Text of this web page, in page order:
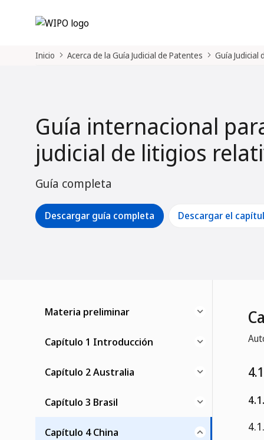
Inicio Acerca de la Guía Judicial de Patentes Guía Judicial
Guía internacional
judicial de litigios
Guía completa
Descargar guía completa Descargar el
Materia preliminar
Capítulo 1 Introducción
Capítulo 2 Australia
Capítulo 3 Brasil
Capítulo 4 China